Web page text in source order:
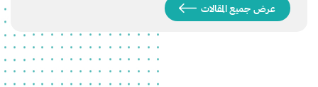
عرض جميع المقالات